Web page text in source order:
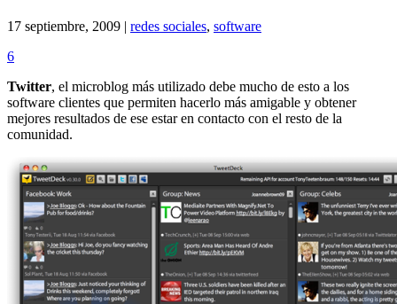
17 septiembre, 2009 | redes sociales, software
6
Twitter, el microblog más utilizado debe mucho de esto a los
software clientes que permiten hacerlo más amigable y obtener
mejores resultados de ese estar en contacto con el resto de la
comunidad.